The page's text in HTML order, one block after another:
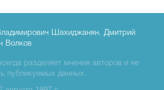
Шахиджанян, Дмитрий
Волков
разделяет мнения авторов и не
публикуемых данных.